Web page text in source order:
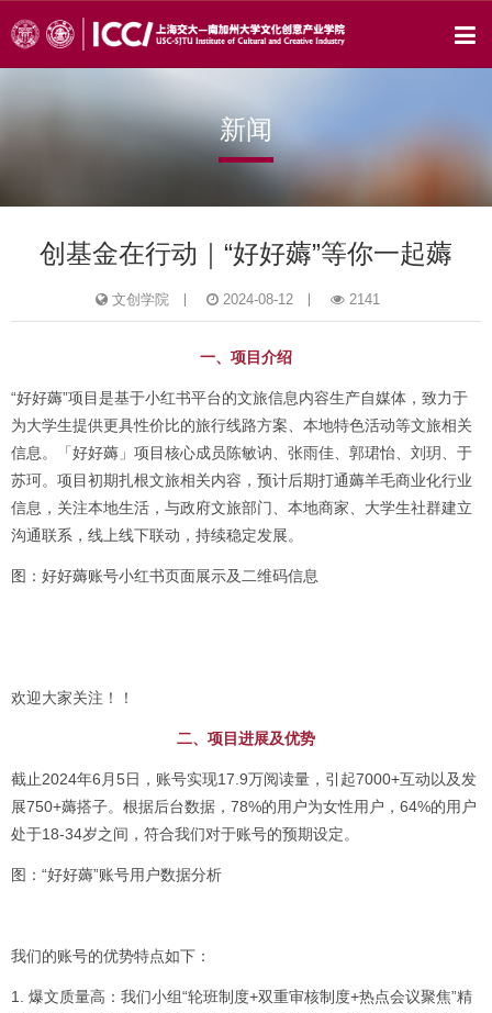
新闻
创基金在行动｜“好好薅”等你一起薅
文创学院 2024-08-12 2141
一、项目介绍
“好好薅”项目是基于小红书平台的文旅信息内容生产自媒体，致力于
为大学生提供更具性价比的旅行线路方案、本地特色活动等文旅相关
信息。「好好薅」项目核心成员陈敏讷、张雨佳、郭珺怡、刘玥、于
苏珂。项目初期扎根文旅相关内容，预计后期打通薅羊毛商业化行业
信息，关注本地生活，与政府文旅部门、本地商家、大学生社群建立
沟通联系，线上线下联动，持续稳定发展。
图：好好薅账号小红书页面展示及二维码信息
欢迎大家关注！！
二、项目进展及优势
截止2024年6月5日，账号实现17.9万阅读量，引起7000+互动以及发
展750+薅搭子。根据后台数据，78%的用户为女性用户，64%的用户
处于18-34岁之间，符合我们对于账号的预期设定。
图：“好好薅”账号用户数据分析
我们的账号的优势特点如下：
1. 爆文质量高：我们小组“轮班制度+双重审核制度+热点会议聚焦”精